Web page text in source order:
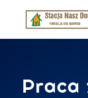
Praca